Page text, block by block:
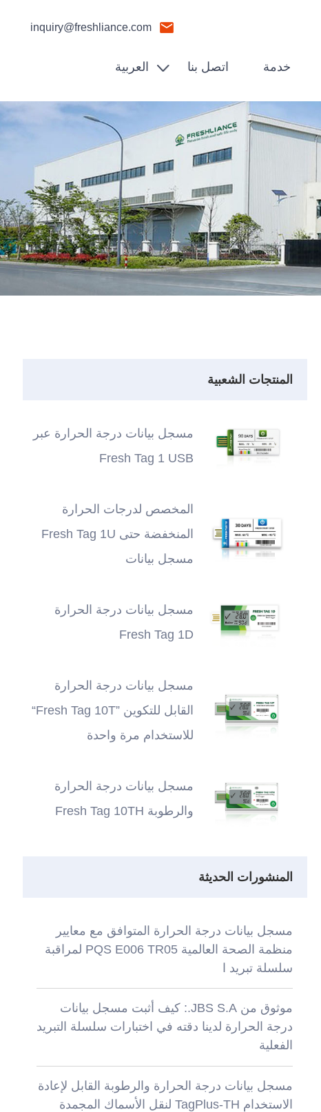
inquiry@freshliance.com
خدمة اتصل بنا العربية
المنتجات الشعبية
مسجل بيانات درجة الحرارة عبر
Fresh Tag 1 USB
المخصص لدرجات الحرارة
المنخفضة حتى Fresh Tag 1U
مسجل بيانات
مسجل بيانات درجة الحرارة
Fresh Tag 1D
مسجل بيانات درجة الحرارة
القابل للتكوين ”Fresh Tag 10T“
للاستخدام مرة واحدة
مسجل بيانات درجة الحرارة
والرطوبة Fresh Tag 10TH
المنشورات الحديثة
مسجل بيانات درجة الحرارة المتوافق مع معايير
منظمة الصحة العالمية PQS E006 TR05 لمراقبة
سلسلة تبريد ا
موثوق من JBS S.A.: كيف أثبت مسجل بيانات
درجة الحرارة لدينا دقته في اختبارات سلسلة التبريد
الفعلية
مسجل بيانات درجة الحرارة والرطوبة القابل لإعادة
الاستخدام TagPlus-TH لنقل الأسماك المجمدة